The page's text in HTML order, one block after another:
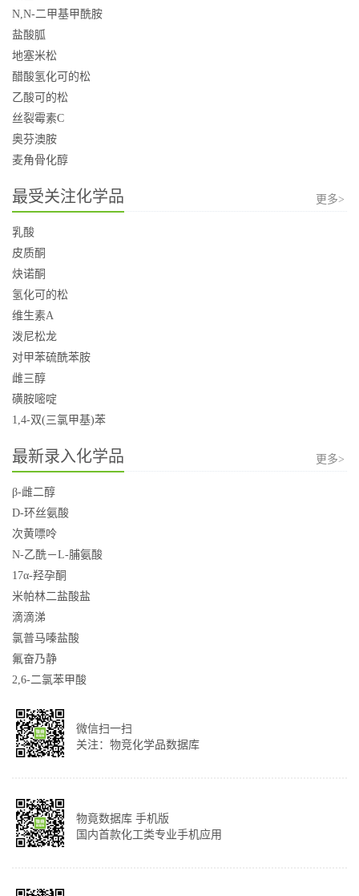
N,N-二甲基甲酰胺
盐酸胍
地塞米松
醋酸氢化可的松
乙酸可的松
丝裂霉素C
奥芬澳胺
麦角骨化醇
最受关注化学品 更多>
乳酸
皮质酮
炔诺酮
氢化可的松
维生素A
泼尼松龙
对甲苯硫酰苯胺
雌三醇
磺胺嘧啶
1,4-双(三氯甲基)苯
最新录入化学品 更多>
β-雌二醇
D-环丝氨酸
次黄嘌呤
N-乙酰－L-脯氨酸
17α-羟孕酮
米帕林二盐酸盐
滴滴涕
氯普马嗪盐酸
氟奋乃静
2,6-二氯苯甲酸
微信扫一扫
关注：物竞化学品数据库
物竟数据库 手机版
国内首款化工类专业手机应用